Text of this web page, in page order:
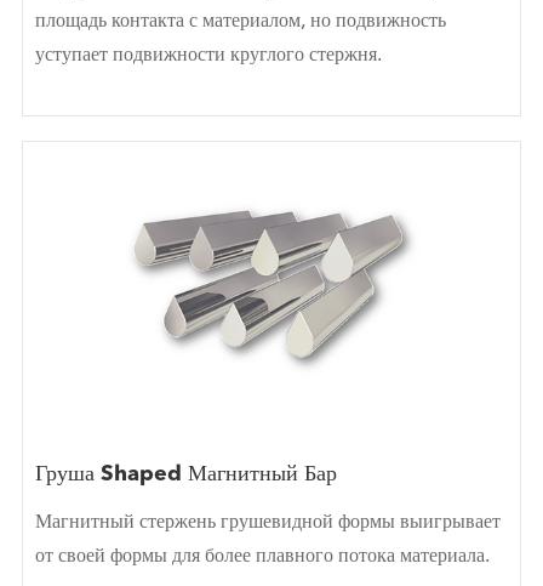
площадь контакта с материалом, но подвижность
уступает подвижности круглого стержня.
Груша Shaped Магнитный Бар
Магнитный стержень грушевидной формы выигрывает
от своей формы для более плавного потока материала.